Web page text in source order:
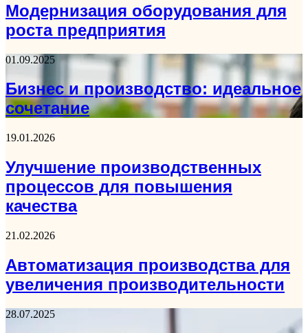
Модернизация оборудования для
роста предприятия
01.09.2025
Бизнес и производство: идеальное
сочетание
19.01.2026
Улучшение производственных
процессов для повышения
качества
21.02.2026
Автоматизация производства для
увеличения производительности
28.07.2025